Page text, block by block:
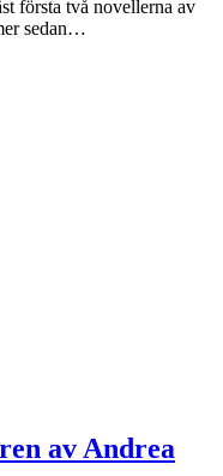
första två novellerna av
sedan…
av Andrea